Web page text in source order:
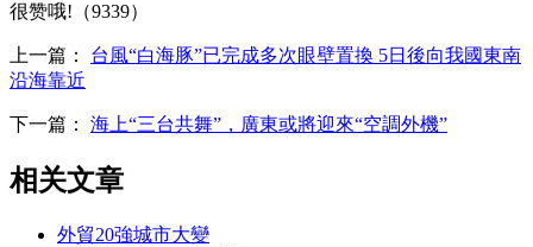
很赞哦!（9339）
上一篇： 台風“白海豚”已完成多次眼壁置換 5日後向我國東南
沿海靠近
下一篇： 海上“三台共舞”，廣東或將迎來“空調外機”
相关文章
外貿20強城市大變